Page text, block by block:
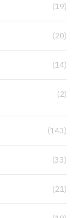
(19)
(20)
(14)
(2)
(143)
(33)
(21)